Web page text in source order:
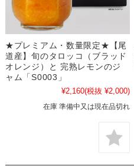
★プレミアム・数量限定★【尾
道産】旬のタロッコ（ブラッド
オレンジ）と 完熟レモンのジ
ャム「S0003」
¥2,160(税抜 ¥2,000)
在庫 準備中又は現在品切れ